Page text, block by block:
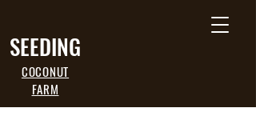
SEEDING
COCONUT
FARM